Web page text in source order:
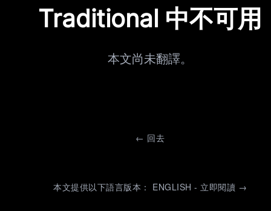
Traditional 中不可用
本文尚未翻譯。
← 回去
本文提供以下語言版本： ENGLISH - 立即閱讀 →